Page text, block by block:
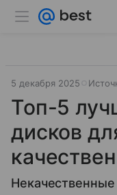
5 декабря 2025
Топ-5
дисков